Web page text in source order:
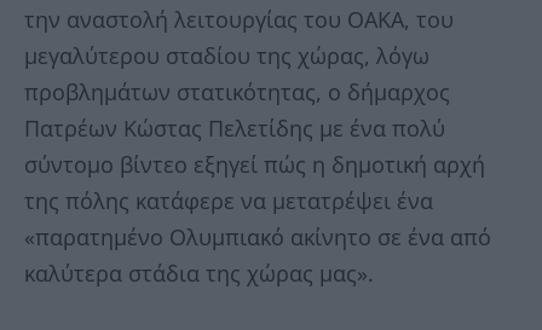
την αναστολή λειτουργίας του ΟΑΚΑ, του
μεγαλύτερου σταδίου της χώρας, λόγω
προβλημάτων στατικότητας, ο δήμαρχος
Πατρέων Κώστας Πελετίδης με ένα πολύ
σύντομο βίντεο εξηγεί πώς η δημοτική αρχή
της πόλης κατάφερε να μετατρέψει ένα
«παρατημένο Ολυμπιακό ακίνητο σε ένα από
καλύτερα στάδια της χώρας μας».